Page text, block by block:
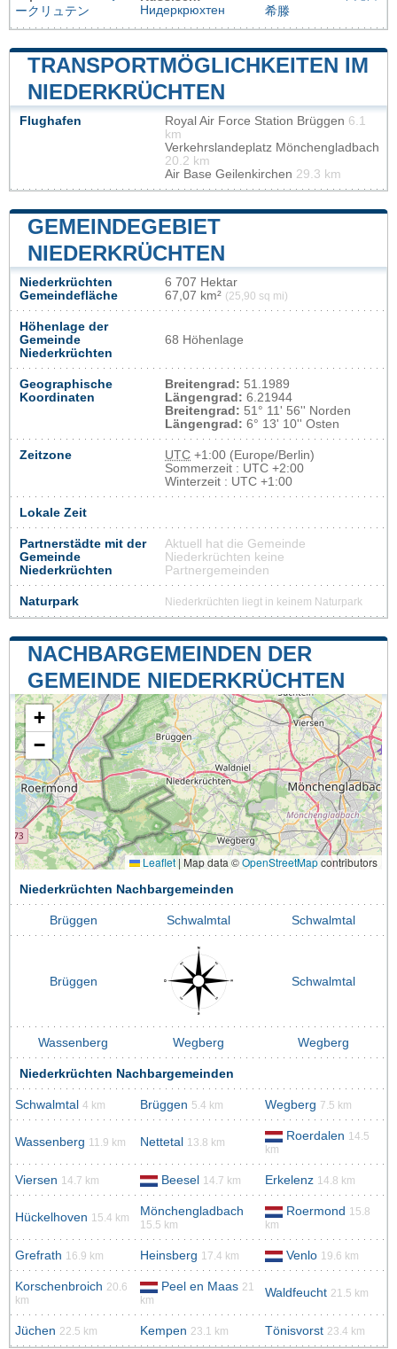
ークリュテン
Нидеркрюхтен
希滕
TRANSPORTMÖGLICHKEITEN IM
NIEDERKRÜCHTEN
Flughafen Royal Air Force Station Brüggen 6.1
km
Verkehrslandeplatz Mönchengladbach
20.2 km
Air Base Geilenkirchen 29.3 km
GEMEINDEGEBIET
NIEDERKRÜCHTEN
Niederkrüchten
Gemeindefläche
6 707 Hektar
67,07 km² (25,90 sq mi)
Höhenlage der
Gemeinde
Niederkrüchten
68 Höhenlage
Geographische
Koordinaten
Breitengrad: 51.1989
Längengrad: 6.21944
Breitengrad: 51° 11' 56'' Norden
Längengrad: 6° 13' 10'' Osten
Zeitzone UTC +1:00 (Europe/Berlin)
Sommerzeit : UTC +2:00
Winterzeit : UTC +1:00
Lokale Zeit
Partnerstädte mit der
Gemeinde
Niederkrüchten
Aktuell hat die Gemeinde
Niederkrüchten keine
Partnergemeinden
Naturpark Niederkrüchten liegt in keinem Naturpark
NACHBARGEMEINDEN DER
GEMEINDE NIEDERKRÜCHTEN
+
−
Leaflet | Map data ©OpenStreetMapcontributors
Niederkrüchten Nachbargemeinden
Brüggen Schwalmtal Schwalmtal
Brüggen Schwalmtal
Wassenberg Wegberg Wegberg
Niederkrüchten Nachbargemeinden
Schwalmtal 4 km Brüggen 5.4 km Wegberg 7.5 km
Wassenberg 11.9 km Nettetal 13.8 km Roerdalen 14.5
km
Viersen 14.7 km Beesel 14.7 km Erkelenz 14.8 km
Hückelhoven 15.4 km Mönchengladbach
15.5 km
Roermond 15.8
km
Grefrath 16.9 km Heinsberg 17.4 km Venlo 19.6 km
Korschenbroich 20.6
km
Peel en Maas 21
km
Waldfeucht 21.5 km
Jüchen 22.5 km Kempen 23.1 km Tönisvorst 23.4 km